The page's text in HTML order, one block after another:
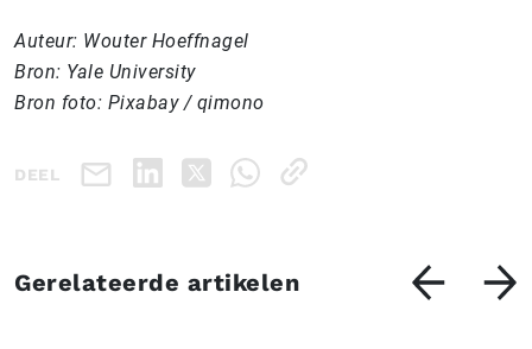
Auteur: Wouter Hoeffnagel
Bron: Yale University
Bron foto: Pixabay / qimono
DEEL
Gerelateerde artikelen